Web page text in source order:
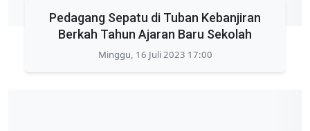
Pedagang Sepatu di Tuban Kebanjiran
Berkah Tahun Ajaran Baru Sekolah
Minggu, 16 Juli 2023 17:00